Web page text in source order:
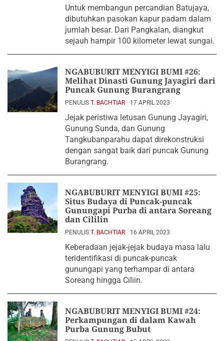
Untuk membangun percandian Batujaya,
dibutuhkan pasokan kapur padam dalam
jumlah besar. Dari Pangkalan, diangkut
sejauh hampir 100 kilometer lewat sungai.
NGABUBURIT MENYIGI BUMI #26:
Melihat Dinasti Gunung Jayagiri dari
Puncak Gunung Burangrang
PENULIS T. BACHTIAR 17 APRIL 2023
Jejak peristiwa letusan Gunung Jayagiri,
Gunung Sunda, dan Gunung
Tangkubanparahu dapat direkonstruksi
dengan sangat baik dari puncak Gunung
Burangrang.
NGABUBURIT MENYIGI BUMI #25:
Situs Budaya di Puncak-puncak
Gunungapi Purba di antara Soreang
dan Cililin
PENULIS T. BACHTIAR 16 APRIL 2023
Keberadaan jejak-jejak budaya masa lalu
teridentifikasi di puncak-puncak
gunungapi yang terhampar di antara
Soreang hingga Ciliin.
NGABUBURIT MENYIGI BUMI #24:
Perkampungan di dalam Kawah
Purba Gunung Bubut